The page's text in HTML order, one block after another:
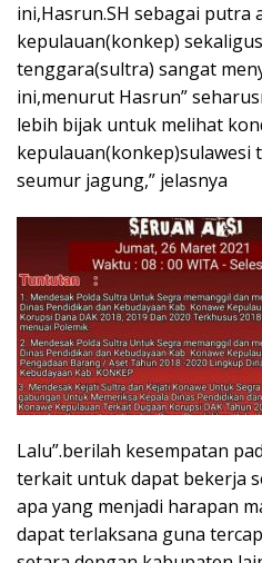
ini,Hasrun.SH sebagai putra
kepulauan(konkep)
tenggara(sultra) sangat
ini,menurut Hasrun”
lebih bijak untuk melihat
kepulauan(konkep)sulawesi
seumur jagung,” jelasnya
Lalu”.berilah kesempatan
terkait untuk dapat bekerja
apa yang menjadi harapan
dapat terlaksana guna